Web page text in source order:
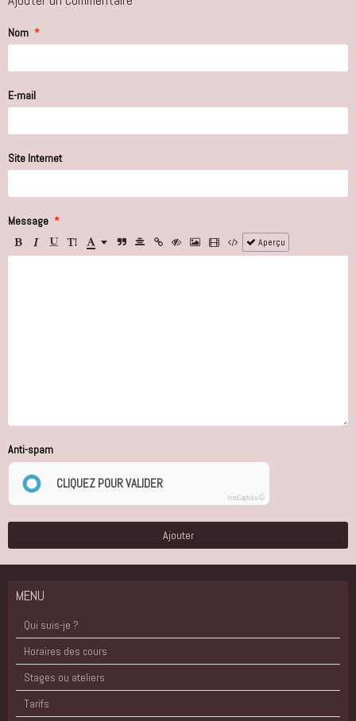
Nom
E-mail
Site Internet
Message
Aperçu
Anti-spam
CLIQUEZ POUR VALIDER
IconCaptcha ©
Ajouter
MENU
Qui suis-je ?
Horaires des cours
Stages ou ateliers
Tarifs